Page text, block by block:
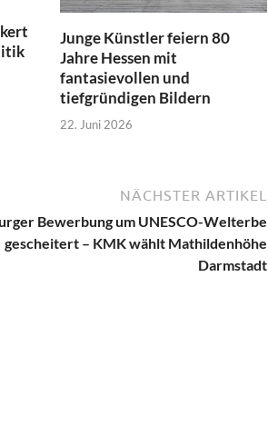
Junge Künstler feiern 80
Jahre Hessen mit
fantasievollen und
tiefgründigen Bildern
22. Juni 2026
NÄCHSTER ARTIKEL
Bewerbung um UNESCO-Welterbe
gescheitert – KMK wählt Mathildenhöhe
Darmstadt